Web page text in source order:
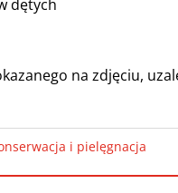
dętych
na zdjęciu,
i pielęgnacja